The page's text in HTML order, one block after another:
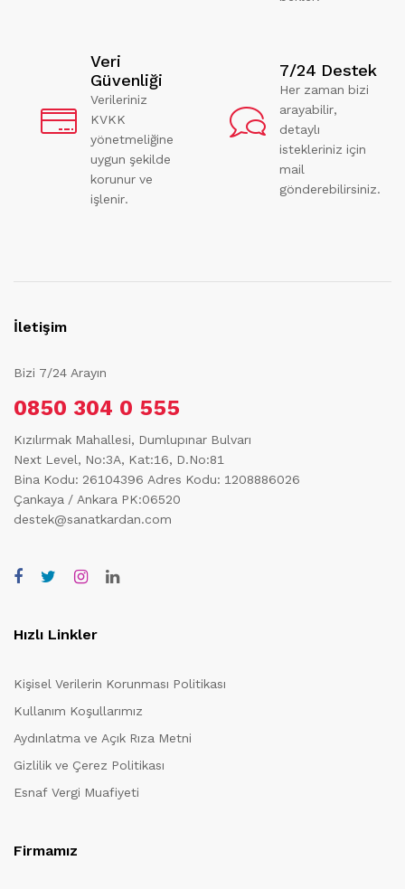
Veri
Güvenliği
Verileriniz
KVKK
yönetmeliğine
uygun şekilde
korunur ve
işlenir.
7/24 Destek
Her zaman bizi
arayabilir,
detaylı
istekleriniz için
mail
gönderebilirsiniz.
İletişim
Bizi 7/24 Arayın
0850 304 0 555
Kızılırmak Mahallesi, Dumlupınar Bulvarı
Next Level, No:3A, Kat:16, D.No:81
Bina Kodu: 26104396 Adres Kodu: 1208886026
Çankaya / Ankara PK:06520
destek@sanatkardan.com
Hızlı Linkler
Kişisel Verilerin Korunması Politikası
Kullanım Koşullarımız
Aydınlatma ve Açık Rıza Metni
Gizlilik ve Çerez Politikası
Esnaf Vergi Muafiyeti
Firmamız